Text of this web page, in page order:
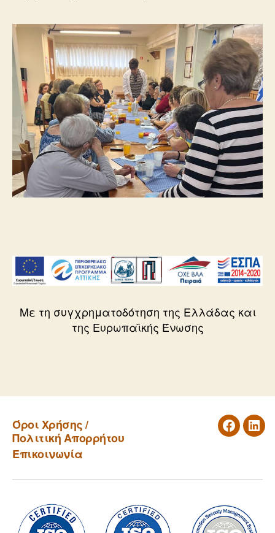
Με τη συγχρηματοδότηση της Ελλάδας και
της Ευρωπαϊκής Ένωσης
Προγράμματα αναβάθμισης δεξιοτήτων
ανέργων για το 2023-24
Όροι Χρήσης /
Πολιτική Απορρήτου
Επικοινωνία
Facebook